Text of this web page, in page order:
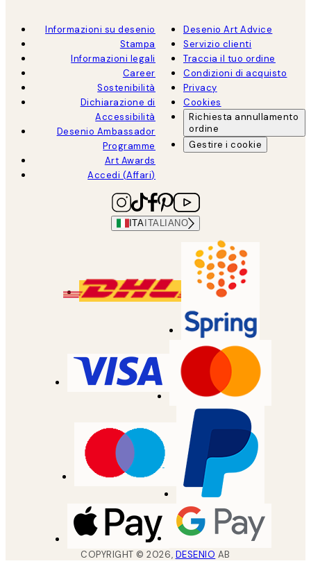
Informazioni su desenio
Stampa
Informazioni legali
Career
Sostenibilità
Dichiarazione di
Accessibilità
Desenio Ambassador
Programme
Art Awards
Accedi (Affari)
Desenio Art Advice
Servizio clienti
Traccia il tuo ordine
Condizioni di acquisto
Privacy
Cookies
Richiesta annullamento
ordine
Gestire i cookie
ITA ITALIANO
COPYRIGHT ©2026, DESENIO AB